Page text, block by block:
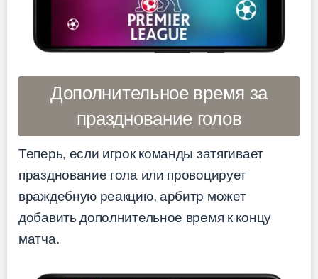
Дополнительное время за
празднование голов
Теперь, если игрок команды затягивает
празднование гола или провоцирует
враждебную реакцию, арбитр может
добавить дополнительное время к концу
матча.